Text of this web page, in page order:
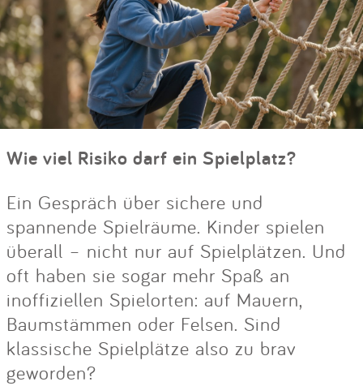
Wie viel Risiko darf ein Spielplatz?
Ein Gespräch über sichere und
spannende Spielräume. Kinder spielen
überall – nicht nur auf Spielplätzen. Und
oft haben sie sogar mehr Spaß an
inoffiziellen Spielorten: auf Mauern,
Baumstämmen oder Felsen. Sind
klassische Spielplätze also zu brav
geworden?